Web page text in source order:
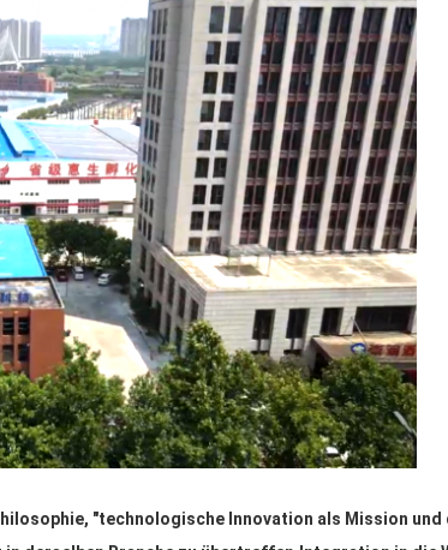
"technologische Innovation als Mission